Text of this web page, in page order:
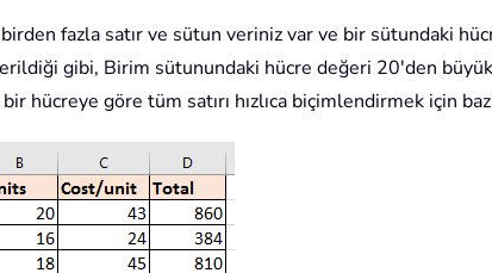
fazla satır ve sütun veriniz var ve bir sütundaki
gibi, Birim sütunundaki hücre değeri 20'den
hücreye göre tüm satırı hızlıca biçimlendirmek için